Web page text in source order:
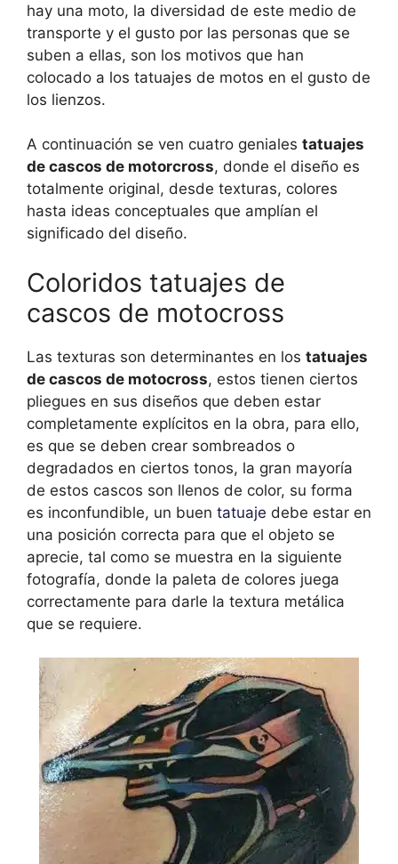
hay una moto, la diversidad de este medio de
transporte y el gusto por las personas que se
suben a ellas, son los motivos que han
colocado a los tatuajes de motos en el gusto de
los lienzos.
A continuación se ven cuatro geniales tatuajes
de cascos de motorcross, donde el diseño es
totalmente original, desde texturas, colores
hasta ideas conceptuales que amplían el
significado del diseño.
Coloridos tatuajes de
cascos de motocross
Las texturas son determinantes en los tatuajes
de cascos de motocross, estos tienen ciertos
pliegues en sus diseños que deben estar
completamente explícitos en la obra, para ello,
es que se deben crear sombreados o
degradados en ciertos tonos, la gran mayoría
de estos cascos son llenos de color, su forma
es inconfundible, un buen tatuaje debe estar en
una posición correcta para que el objeto se
aprecie, tal como se muestra en la siguiente
fotografía, donde la paleta de colores juega
correctamente para darle la textura metálica
que se requiere.